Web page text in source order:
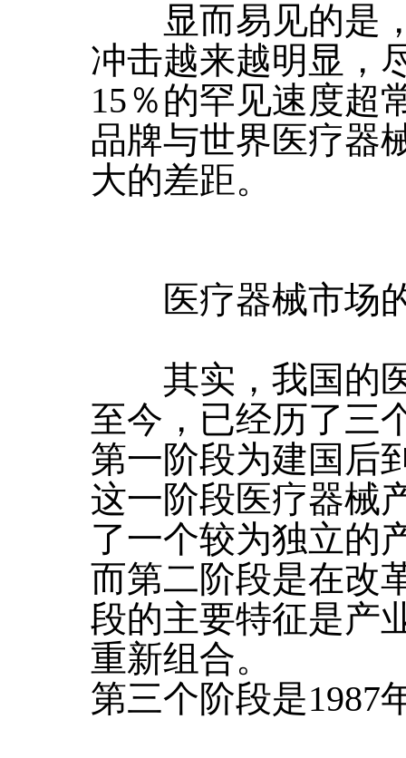
显而易见的是，
冲击越来越明显，
15％的罕见速度超
品牌与世界医疗器
大的差距。
医疗器械市场
其实，我国的医
至今，已经历了三
第一阶段为建国后
这一阶段医疗器械
了一个较为独立的
而第二阶段是在改
段的主要特征是产
重新组合。
第三个阶段是1987